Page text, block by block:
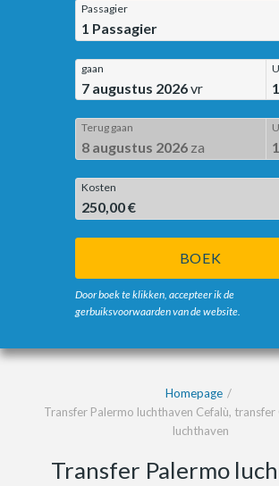
Passagier
1 Passagier
gaan
7 augustus 2026vr
Terug gaan
8 augustus 2026 za
Kosten
250,00 €
BOEK
Door boek te klikken, accepteer ik de
gerbuiksvoorwaarden van de website.
Homepage
Transfer Palermo luchthaven Cefalù, transfer
luchthaven
Transfer Palermo